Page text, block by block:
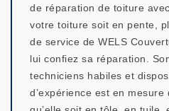
de réparation de toiture
votre toiture soit en pente,
de service de WELS
lui confiez sa réparation.
techniciens habiles et
d’expérience est en mesure